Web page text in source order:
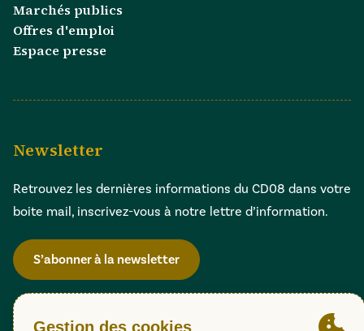
Marchés publics
Offres d'emploi
Espace presse
Newsletter
Retrouvez les dernières informations du CD08 dans votre
boite mail, inscrivez-vous à notre lettre d’information.
S’abonner à la newsletter